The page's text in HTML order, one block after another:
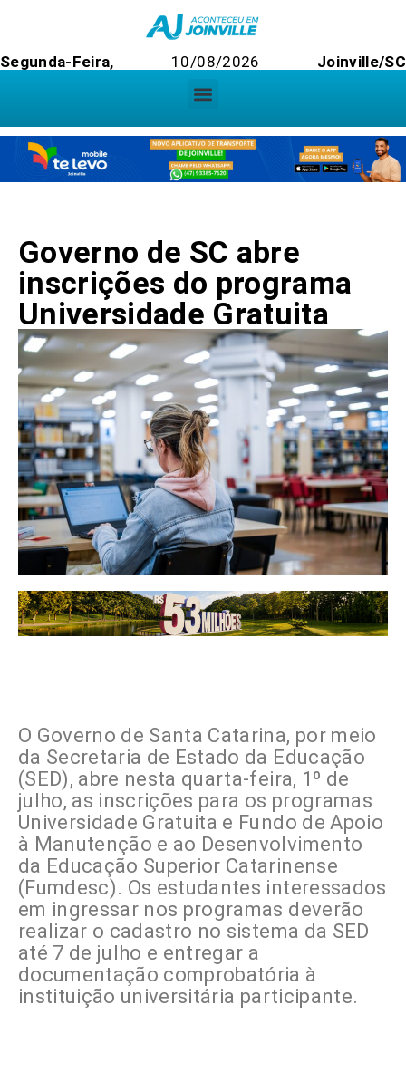
Segunda-Feira, 10/08/2026 Joinville/SC
Governo de SC abre
inscrições do programa
Universidade Gratuita
O Governo de Santa Catarina, por meio
da Secretaria de Estado da Educação
(SED), abre nesta quarta-feira, 1º de
julho, as inscrições para os programas
Universidade Gratuita e Fundo de Apoio
à Manutenção e ao Desenvolvimento
da Educação Superior Catarinense
(Fumdesc). Os estudantes interessados
em ingressar nos programas deverão
realizar o cadastro no sistema da SED
até 7 de julho e entregar a
documentação comprobatória à
instituição universitária participante.